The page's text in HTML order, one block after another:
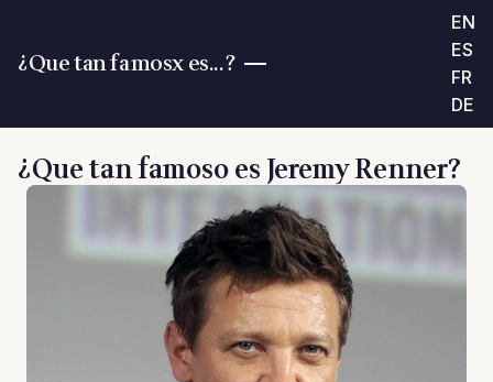
¿Que tan famosx es...?
EN
ES
FR
DE
¿Que tan famoso es Jeremy Renner?